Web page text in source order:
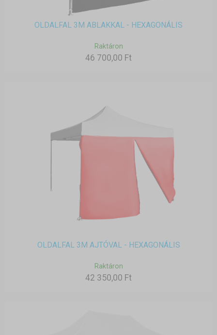
OLDALFAL 3M ABLAKKAL - HEXAGONÁLIS
Raktáron
46 700,00 Ft
OLDALFAL 3M AJTÓVAL - HEXAGONÁLIS
Raktáron
42 350,00 Ft